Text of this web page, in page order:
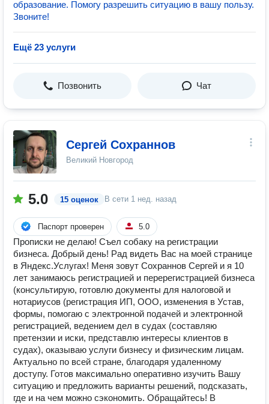
образование. Помогу разрешить ситуацию в вашу пользу.
Звоните!
Ещё 23 услуги
Позвонить Чат
Сергей Сохраннов
Великий Новгород
5.0 15 оценок В сети 1 нед. назад
Паспорт проверен 5.0
Прописки не делаю! Съел собаку на регистрации
бизнеса. Добрый день! Рад видеть Вас на моей странице
в Яндекс.Услугах! Меня зовут Сохраннов Сергей и я 10
лет занимаюсь регистрацией и перерегистрацией бизнеса
(консультирую, готовлю документы для налоговой и
нотариусов (регистрация ИП, ООО, изменения в Устав,
формы, помогаю с электронной подачей и электронной
регистрацией, ведением дел в судах (составляю
претензии и иски, представлю интересы клиентов в
судах), оказываю услуги бизнесу и физическим лицам.
Актуально по всей стране, благодаря удаленному
доступу. Готов максимально оперативно изучить Вашу
ситуацию и предложить варианты решений, подсказать,
где и на чем можно сэкономить. Обращайтесь! В